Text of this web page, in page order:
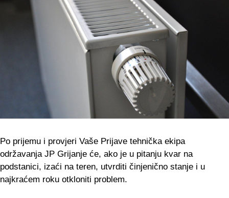
Po prijemu i provjeri Vaše Prijave tehnička ekipa
održavanja JP Grijanje će, ako je u pitanju kvar na
podstanici, izaći na teren, utvrditi činjenično stanje i u
najkraćem roku otkloniti problem.